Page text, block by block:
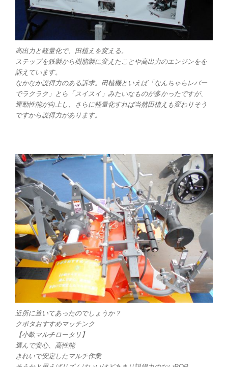
高出力と軽量化で、田植えを変える。
ステップを鉄製から樹脂製に変えたことや高出力のエンジンをを
訴えています。
なかなか説得力のある訴求。田植機といえば「なんちゃらレバー
でラクラク」とら「スイスイ」みたいなものが多かったですが、
運動性能が向上し、さらに軽量化すれば当然田植えも変わりそう
ですから説得力があります。
近所に置いてあったのでしょうか？
クボタおすすめマッチンク
【小畝マルチロータリ】
選んで安心、高性能
きれいで安定したマルチ作業